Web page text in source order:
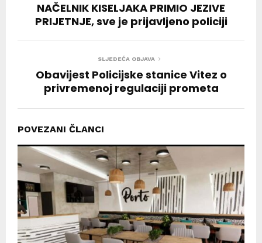
NAČELNIK KISELJAKA PRIMIO JEZIVE
PRIJETNJE, sve je prijavljeno policiji
SLJEDEĆA OBJAVA
Obavijest Policijske stanice Vitez o
privremenoj regulaciji prometa
POVEZANI ČLANCI